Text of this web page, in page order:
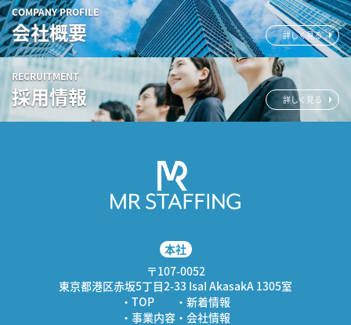
COMPANY PROFILE
会社概要 詳しく見る
RECRUITMENT
採用情報 詳しく見る
本社
〒107-0052
東京都港区赤坂5丁目2-33 IsaI AkasakA 1305室
・TOP
・事業内容
・新着情報
・会社情報